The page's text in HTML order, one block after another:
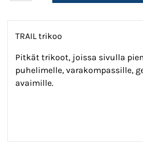
TRAIL trikoo
Pitkät trikoot, joissa sivulla
puhelimelle, varakompassille,
avaimille.